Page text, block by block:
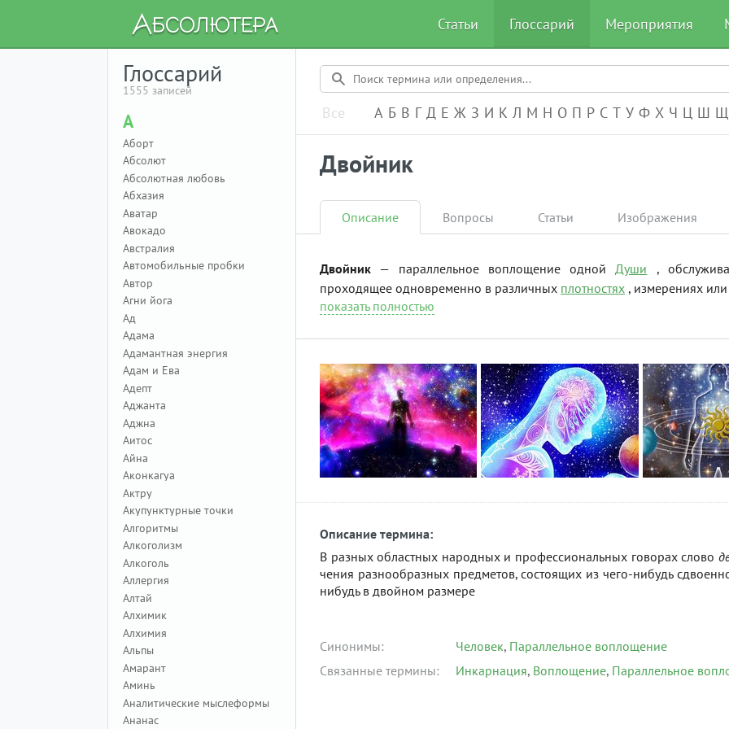
Статьи Глоссарий Мероприятия
Глоссарий
1555 записей
А
Аборт
Абсолют
Абсолютная любовь
Абхазия
Аватар
Авокадо
Австралия
Автомобильные пробки
Автор
Агни йога
Ад
Адама
Адамантная энергия
Адам и Ева
Адепт
Аджанта
Аджна
Аитос
Айна
Аконкагуа
Актру
Акупунктурные точки
Алгоритмы
Алкоголизм
Алкоголь
Аллергия
Алтай
Алхимик
Алхимия
Альпы
Амарант
Аминь
Аналитические мыслеформы
Ананас
Все А-Я
А Б В Г Д Е Ж З И К Л М Н О П Р С Т У Ф Х Ч Ц Ш Щ
Двойник
Описание Вопросы Статьи Изображения
Двойник — параллельное воплощение однойДуши ,
проходящее одновременно в различных плотностях , измерениях
показать полностью
Описание термина:
В разных областных народных и профессиональных говорах слово
чения разнообразных предметов, состоящих из чего-нибудь
нибудь в двойном размере
Синонимы: Человек Параллельное воплощение
Связанные термины:
Инкарнация Воплощение Параллельное